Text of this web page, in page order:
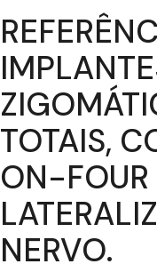
TOTAIS,
ON-FOUR
NERVO.